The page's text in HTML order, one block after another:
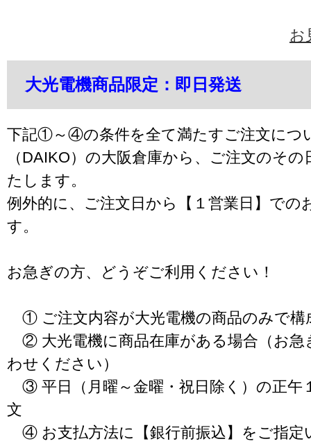
お
大光電機商品限定：即日発送
下記①～④の条件を全て満たすご注文につ
（DAIKO）の大阪倉庫から、ご注文のそ
たします。
例外的に、ご注文日から【１営業日】での
す。
お急ぎの方、どうぞご利用ください！
① ご注文内容が大光電機の商品のみで構
② 大光電機に商品在庫がある場合（お急
わせください）
③ 平日（月曜～金曜・祝日除く）の正午
文
④ お支払方法に【銀行前振込】をご指定